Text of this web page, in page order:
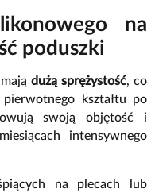
na
poduszki
dużą sprężystość, co
kształtu po
swoją objętość i
intensywnego
na plecach lub